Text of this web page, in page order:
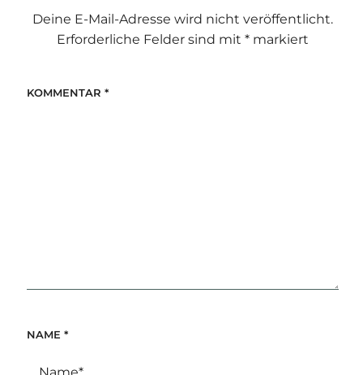
Deine E-Mail-Adresse wird nicht veröffentlicht.
Erforderliche Felder sind mit *markiert
KOMMENTAR *
NAME *